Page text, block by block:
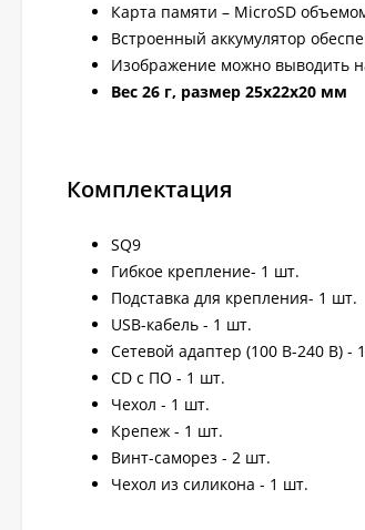
Карта памяти – MicroSD
Встроенный аккумулятор
Изображение можно выводить
Вес 26 г, размер 25x22x20 мм
Комплектация
SQ9
Гибкое крепление- 1 шт.
Подставка для крепления- 1 шт.
USB-кабель - 1 шт.
Сетевой адаптер (100 В-240 В) -
CD с ПО - 1 шт.
Чехол - 1 шт.
Крепеж - 1 шт.
Винт-саморез - 2 шт.
Чехол из силикона - 1 шт.